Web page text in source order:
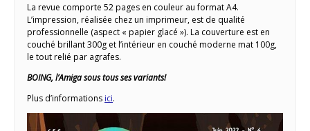
La revue comporte 52 pages en couleur au format A4.
L’impression, réalisée chez un imprimeur, est de qualité
professionnelle (aspect « papier glacé »). La couverture est en
couché brillant 300g et l’intérieur en couché moderne mat 100g,
le tout relié par agrafes.
BOING, l’Amiga sous tous ses variants!
Plus d’informations ici.